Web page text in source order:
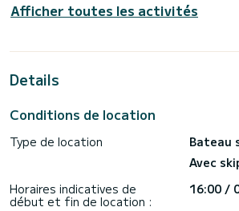
Afficher toutes les activités
Details
Conditions de location
Type de location
Bateau
Avec
Horaires indicatives de
début et fin de location :
16:00 /